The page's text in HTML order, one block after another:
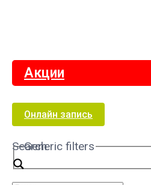
Акции
Онлайн запись
Search
Generic filters